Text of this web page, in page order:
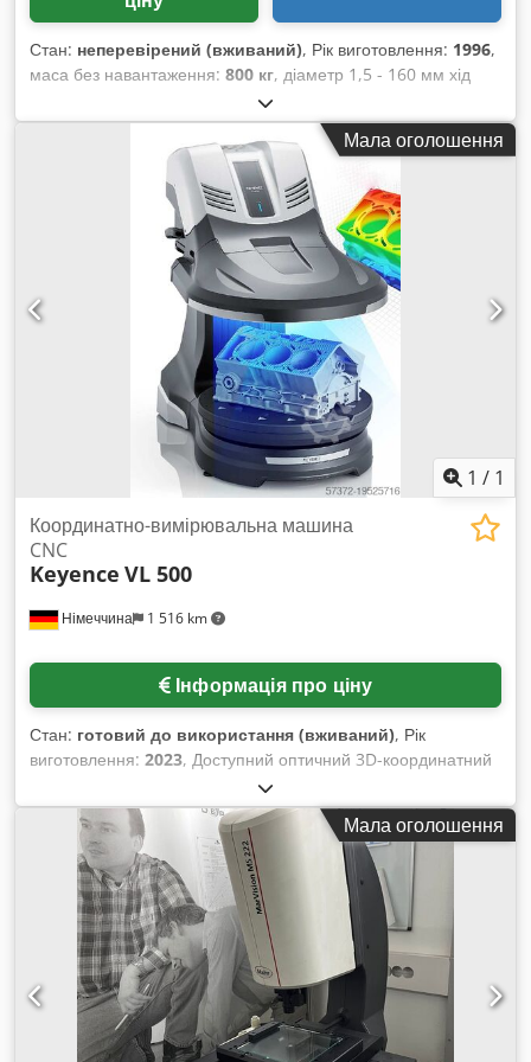
Стан: неперевірений (вживаний), Рік виготовлення: 1996,
маса без навантаження: 800 кг, діаметр 1,5 - 160 мм хід
400 мм вага 800 кг обладнання Cedpfx Aowgm Saji Rjha
Мала оголошення
1 / 1
Німеччина 1 516 km
Координатно-вимірювальна машина
CNC
Keyence VL 500
Інформація про ціну
Стан: готовий до використання (вживаний), Рік
виготовлення: 2023, Доступний оптичний 3D-координатний
вимірювальний пристрій Keyence із 360° 3D-скануванням.
Точність вимірювання: +/-10 мкм, повторюваність: 2 мкм,
роздільна здатність: 0,1 мкм, щільність точок: 16 млн,
діаметр вимірювання (низьке збільшення): 300 мм, діаметр
вимірювання при низькому/суміщеному збільшенні: 200
мм/500 мм, діапазон обертання: 360°, діапазон нахилу:
45°, макс. навантаження стола: 50 кг. Розміри машини
X/Y/Z: приблизно 1000/1000/1000 мм, вага: близько 65 кг.
Документація в наявності. Можливий огляд на місці.
Chsdpfewx Rcyex Ai Rea
Мала оголошення